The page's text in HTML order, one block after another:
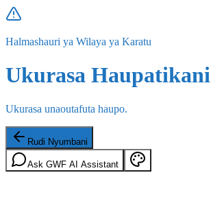
Halmashauri ya Wilaya ya Karatu
Ukurasa Haupatikani
Ukurasa unaoutafuta haupo.
Rudi Nyumbani
Ask GWF AI Assistant